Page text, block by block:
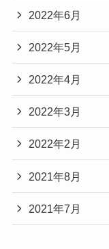
2022年6月
2022年5月
2022年4月
2022年3月
2022年2月
2021年8月
2021年7月